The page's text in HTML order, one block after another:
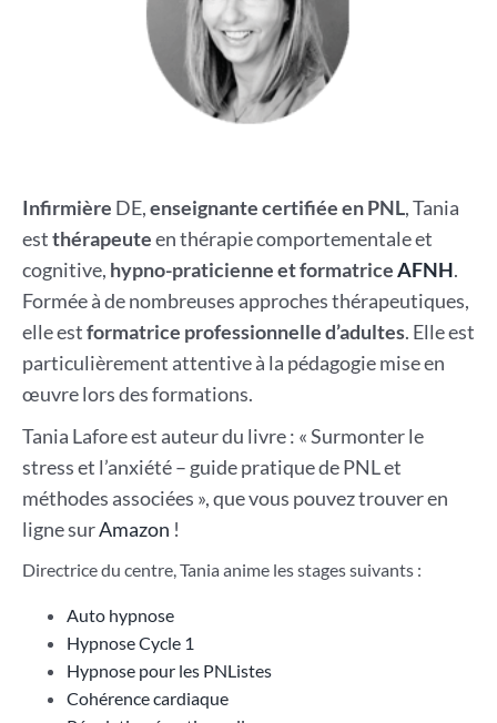
Infirmière DE,enseignante certifiée en PNL, Tania
estthérapeuteen thérapie comportementale et
cognitive, hypno-praticienne et formatriceAFNH.
Formée à de nombreuses approches thérapeutiques,
elle estformatrice professionnelle d’adultes. Elle est
particulièrement attentive à la pédagogie mise en
œuvre lors des formations.
Tania Lafore est auteur du livre : « Surmonter le
stress et l’anxiété – guide pratique de PNL et
méthodes associées », que vous pouvez trouver en
ligne surAmazon !
Directrice du centre, Tania anime les stages suivants :
Auto hypnose
Hypnose Cycle 1
Hypnose pour les PNListes
Cohérence cardiaque